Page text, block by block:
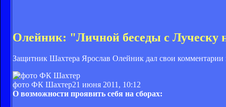
Олейник: "Личной беседы с Луческу
Защитник Шахтера Ярослав Олейник дал свои комментарии
фото ФК Шахтер21 июня 2011, 10:12
О возможности проявить себя на сборах: